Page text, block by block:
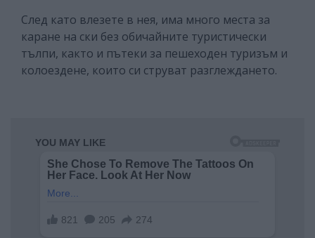
След като влезете в нея, има много места за
каране на ски без обичайните туристически
тълпи, както и пътеки за пешеходен туризъм и
колоездене, които си струват разглеждането.